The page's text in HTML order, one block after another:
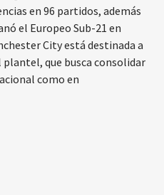
en 96 partidos, además
el Europeo Sub-21 en
City está destinada a
que busca consolidar
como en